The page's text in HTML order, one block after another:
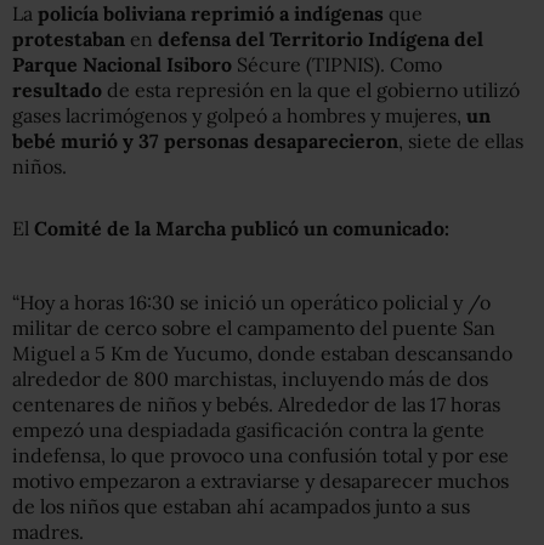
La policía boliviana reprimió a indígenas que
protestaban en defensa del Territorio Indígena del
Parque Nacional Isiboro Sécure (TIPNIS). Como
resultado de esta represión en la que el gobierno utilizó
gases lacrimógenos y golpeó a hombres y mujeres, un
bebé murió y 37 personas desaparecieron, siete de ellas
niños.
El Comité de la Marcha publicó un comunicado:
“Hoy a horas 16:30 se inició un operático policial y /o
militar de cerco sobre el campamento del puente San
Miguel a 5 Km de Yucumo, donde estaban descansando
alrededor de 800 marchistas, incluyendo más de dos
centenares de niños y bebés. Alrededor de las 17 horas
empezó una despiadada gasificación contra la gente
indefensa, lo que provoco una confusión total y por ese
motivo empezaron a extraviarse y desaparecer muchos
de los niños que estaban ahí acampados junto a sus
madres.